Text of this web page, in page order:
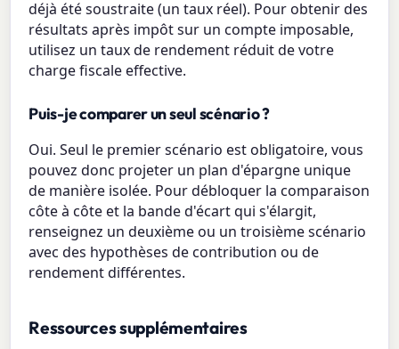
déjà été soustraite (un taux réel). Pour obtenir des
résultats après impôt sur un compte imposable,
utilisez un taux de rendement réduit de votre
charge fiscale effective.
Puis-je comparer un seul scénario ?
Oui. Seul le premier scénario est obligatoire, vous
pouvez donc projeter un plan d'épargne unique
de manière isolée. Pour débloquer la comparaison
côte à côte et la bande d'écart qui s'élargit,
renseignez un deuxième ou un troisième scénario
avec des hypothèses de contribution ou de
rendement différentes.
Ressources supplémentaires